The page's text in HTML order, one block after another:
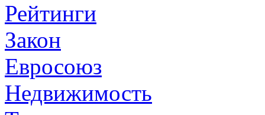
Рейтинги
Закон
Евросоюз
Недвижимость